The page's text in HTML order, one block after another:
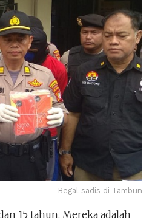
Begal sadis di Tambun
15 tahun. Mereka adalah